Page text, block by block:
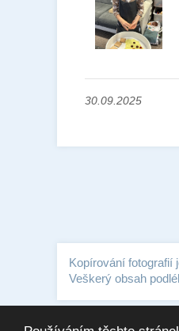
30.09.2025
Kopírování fotografií
Veškerý obsah